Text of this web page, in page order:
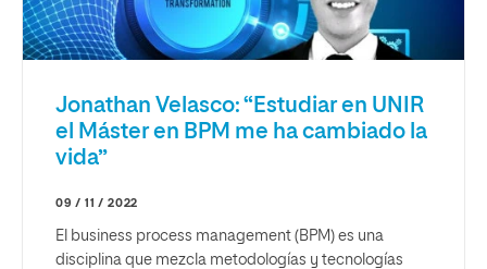
Jonathan Velasco: “Estudiar en UNIR
el Máster en BPM me ha cambiado la
vida”
09 / 11 / 2022
El business process management (BPM) es una
disciplina que mezcla metodologías y tecnologías